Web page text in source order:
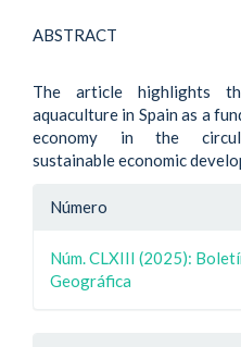
ABSTRACT
The article highlights
aquaculture in Spain as a
economy in the
sustainable economic
Detalle
artículo
Número
Núm. CLXIII (2025):
Geográfica